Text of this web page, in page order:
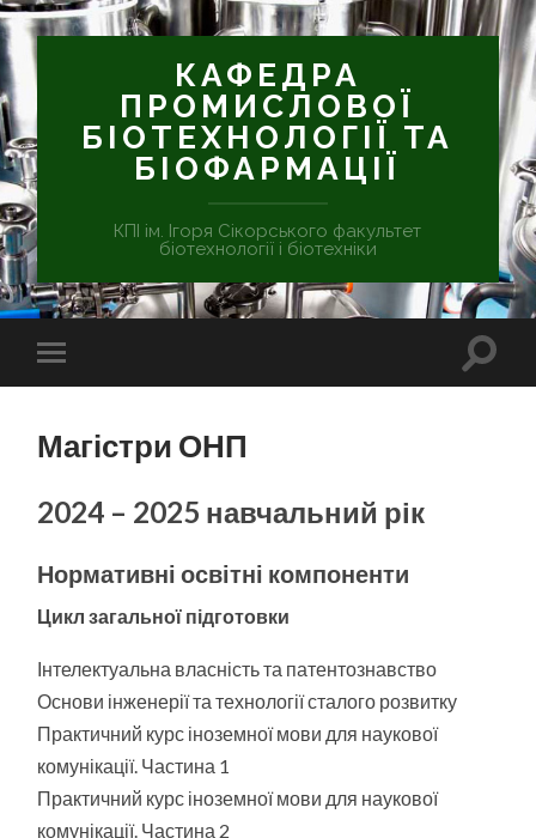
КАФЕДРА
ПРОМИСЛОВОЇ
БІОТЕХНОЛОГІЇ ТА
БІОФАРМАЦІЇ
КПІ ім. Ігоря Сікорського факультет
біотехнології і біотехніки
Магістри ОНП
2024 – 2025 навчальний рік
Нормативні освітні компоненти
Цикл загальної підготовки
Інтелектуальна власність та патентознавство
Основи інженерії та технології сталого розвитку
Практичний курс іноземної мови для наукової
комунікації. Частина 1
Практичний курс іноземної мови для наукової
комунікації. Частина 2